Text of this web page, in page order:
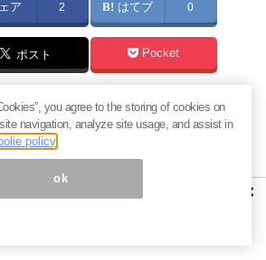
ア 2 はてブ 0
ポスト Pocket
になるには、価格の変動要因やリ
質を掴まなければなりません。わ
るこの講座で、あなたも「相場力
ょう。
×
you agree to the storing of cookies on
navigation, analyze site usage, and assist in
policy
ok